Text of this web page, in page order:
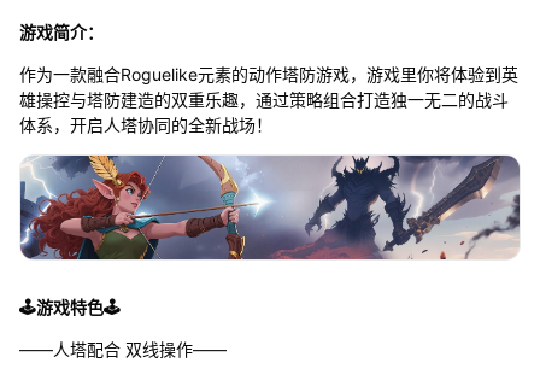
游戏简介：
作为一款融合Roguelike元素的动作塔防游戏，游戏里你将体验到英
雄操控与塔防建造的双重乐趣，通过策略组合打造独一无二的战斗
体系，开启人塔协同的全新战场！
🕹️游戏特色🕹️
——人塔配合 双线操作——